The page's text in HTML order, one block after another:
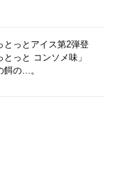
とっとアイス第2弾登
っと コンソメ味」
餌の…。